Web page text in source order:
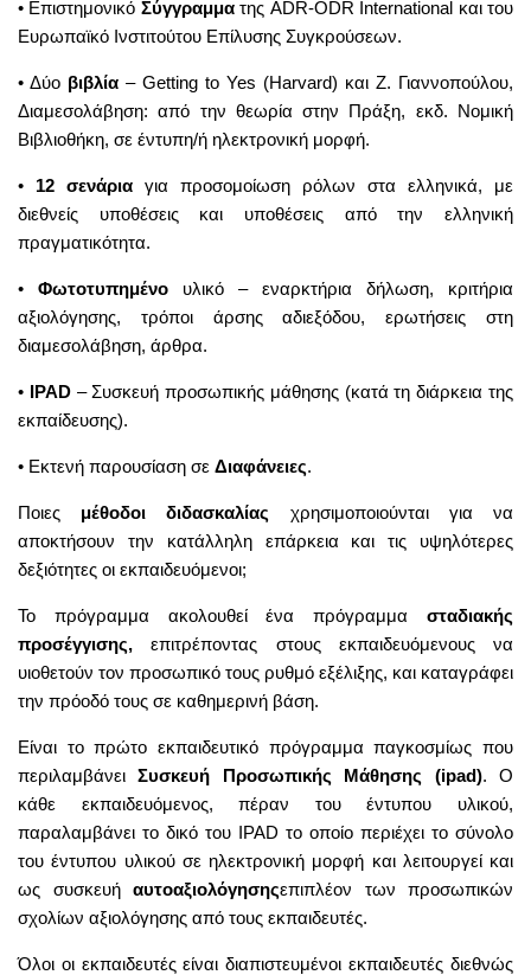
• Επιστημονικό Σύγγραμματης ADR-ODR International και του
Ευρωπαϊκό Ινστιτούτου Επίλυσης Συγκρούσεων.
• Δύο βιβλία – Getting to Yes (Harvard) και Ζ. Γιαννοπούλου,
Διαμεσολάβηση: από την θεωρία στην Πράξη, εκδ. Νομική
Βιβλιοθήκη, σε έντυπη/ή ηλεκτρονική μορφή.
• 12 σενάρια για προσομοίωση ρόλων στα ελληνικά, με
διεθνείς υποθέσεις και υποθέσεις από την ελληνική
πραγματικότητα.
• Φωτοτυπημένο υλικό – εναρκτήρια δήλωση, κριτήρια
αξιολόγησης, τρόποι άρσης αδιεξόδου, ερωτήσεις στη
διαμεσολάβηση, άρθρα.
• IPAD– Συσκευή προσωπικής μάθησης (κατά τη διάρκεια της
εκπαίδευσης).
• Εκτενή παρουσίαση σε Διαφάνειες.
Ποιες μέθοδοι διδασκαλίας χρησιμοποιούνται για να
αποκτήσουν την κατάλληλη επάρκεια και τις υψηλότερες
δεξιότητες οι εκπαιδευόμενοι;
Το πρόγραμμα ακολουθεί ένα πρόγραμμα σταδιακής
προσέγγισης, επιτρέποντας στους εκπαιδευόμενους να
υιοθετούν τον προσωπικό τους ρυθμό εξέλιξης, και καταγράφει
την πρόοδό τους σε καθημερινή βάση.
Είναι το πρώτο εκπαιδευτικό πρόγραμμα παγκοσμίως που
περιλαμβάνειΣυσκευή Προσωπικής Μάθησης (ipad). Ο
κάθε εκπαιδευόμενος, πέραν του έντυπου υλικού,
παραλαμβάνει το δικό του IPAD το οποίο περιέχει το σύνολο
του έντυπου υλικού σε ηλεκτρονική μορφή και λειτουργεί και
ως συσκευή αυτοαξιολόγησηςεπιπλέον των προσωπικών
σχολίων αξιολόγησης από τους εκπαιδευτές.
Όλοι οι εκπαιδευτές είναι διαπιστευμένοι εκπαιδευτές διεθνώς